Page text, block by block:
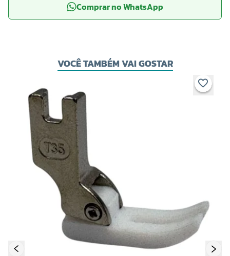
Comprar no WhatsApp
VOCÊ TAMBÉM VAI GOSTAR